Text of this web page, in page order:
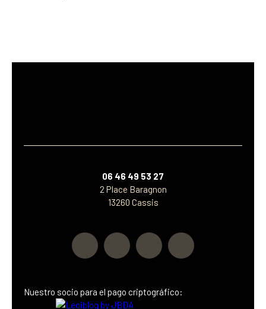
06 46 49 53 27
2 Place Baragnon
13260 Cassis
Nuestro socio para el pago criptográfico: